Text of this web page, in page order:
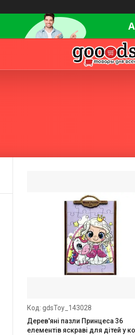
gdsToy_143028
Дерев'яні пазли Принцеса 36
елементів яскраві для дітей у